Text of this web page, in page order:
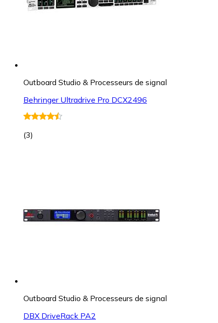
Outboard Studio & Processeurs de signal
Behringer Ultradrive Pro DCX2496
(3)
Outboard Studio & Processeurs de signal
DBX DriveRack PA2